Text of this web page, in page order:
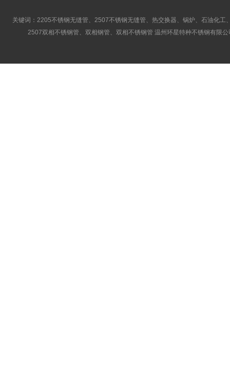
关键词：2205不锈钢无缝管、2507不锈钢无缝管、热交换器、锅炉、石油化
2507双相不锈钢管、双相钢管、双相不锈钢管 温州环星特种不锈钢有限